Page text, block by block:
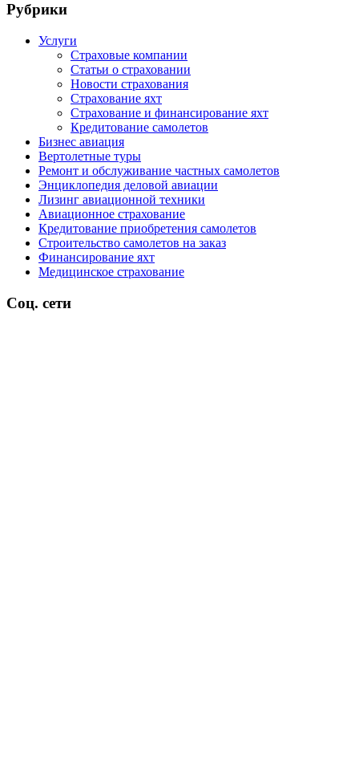
Рубрики
Услуги
Страховые компании
Статьи о страховании
Новости страхования
Страхование яхт
Страхование и финансирование яхт
Кредитование самолетов
Бизнес авиация
Вертолетные туры
Ремонт и обслуживание частных самолетов
Энциклопедия деловой авиации
Лизинг авиационной техники
Авиационное страхование
Кредитование приобретения самолетов
Строительство самолетов на заказ
Финансирование яхт
Медицинское страхование
Соц. сети